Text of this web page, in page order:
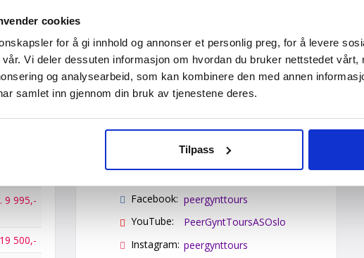
cookies
for å gi innhold og annonser et personlig preg, for å levere
Vi deler dessuten informasjon om hvordan du bruker nettstedet vårt,
og analysearbeid, som kan kombinere den med annen
samlet inn gjennom din bruk av tjenestene deres.
Tilpass
9 995,-
500,-
Kontakt oss
Grupper tlf:24 10 12 80
Facebook: peergynttours
YouTube:
PeerGyntToursASOslo
Instagram: peergynttours